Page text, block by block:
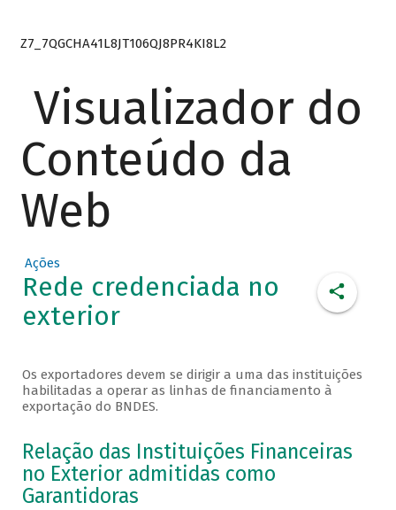
Z7_7QGCHA41L8JT106QJ8PR4KI8L2
Visualizador do
Conteúdo da
Web
Ações
Rede credenciada no
exterior
Os exportadores devem se dirigir a uma das instituições
habilitadas a operar as linhas de financiamento à
exportação do BNDES.
Relação das Instituições Financeiras
no Exterior admitidas como
Garantidoras